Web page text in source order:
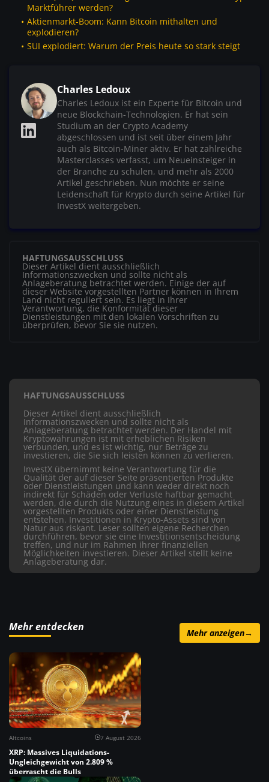
Marktführer werden?
Aktienmarkt-Boom: Kann Bitcoin mithalten und
explodieren?
SUI explodiert: Warum der Preis heute so stark steigt
Charles Ledoux
Charles Ledoux ist ein Experte für Bitcoin und
neue Blockchain-Technologien. Er hat sein
Studium an der Crypto Academy
abgeschlossen und ist seit über einem Jahr
auch als Bitcoin-Miner aktiv. Er hat zahlreiche
Masterclasses verfasst, um Neueinsteiger in
der Branche zu schulen, und mehr als 2000
Artikel geschrieben. Nun möchte er seine
Leidenschaft für Krypto durch seine Artikel für
InvestX weitergeben.
HAFTUNGSAUSSCHLUSS
Dieser Artikel dient ausschließlich
Informationszwecken und sollte nicht als
Anlageberatung betrachtet werden. Einige der auf
dieser Website vorgestellten Partner können in Ihrem
Land nicht reguliert sein. Es liegt in Ihrer
Verantwortung, die Konformität dieser
Dienstleistungen mit den lokalen Vorschriften zu
überprüfen, bevor Sie sie nutzen.
HAFTUNGSAUSSCHLUSS
Dieser Artikel dient ausschließlich
Informationszwecken und sollte nicht als
Anlageberatung betrachtet werden. Der Handel mit
Kryptowährungen ist mit erheblichen Risiken
verbunden, und es ist wichtig, nur Beträge zu
investieren, die Sie sich leisten können zu verlieren.
InvestX übernimmt keine Verantwortung für die
Qualität der auf dieser Seite präsentierten Produkte
oder Dienstleistungen und kann weder direkt noch
indirekt für Schäden oder Verluste haftbar gemacht
werden, die durch die Nutzung eines in diesem Artikel
vorgestellten Produkts oder einer Dienstleistung
entstehen. Investitionen in Krypto-Assets sind von
Natur aus riskant. Leser sollten eigene Recherchen
durchführen, bevor sie eine Investitionsentscheidung
treffen, und nur im Rahmen ihrer finanziellen
Möglichkeiten investieren. Dieser Artikel stellt keine
Anlageberatung dar.
Mehr entdecken Mehr anzeigen→
Altcoins 7 August 2026
XRP: Massives Liquidations-
Ungleichgewicht von 2.809 %
überrascht die Bulls